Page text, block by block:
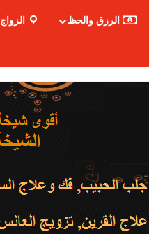
الرزق والحظ الزواج